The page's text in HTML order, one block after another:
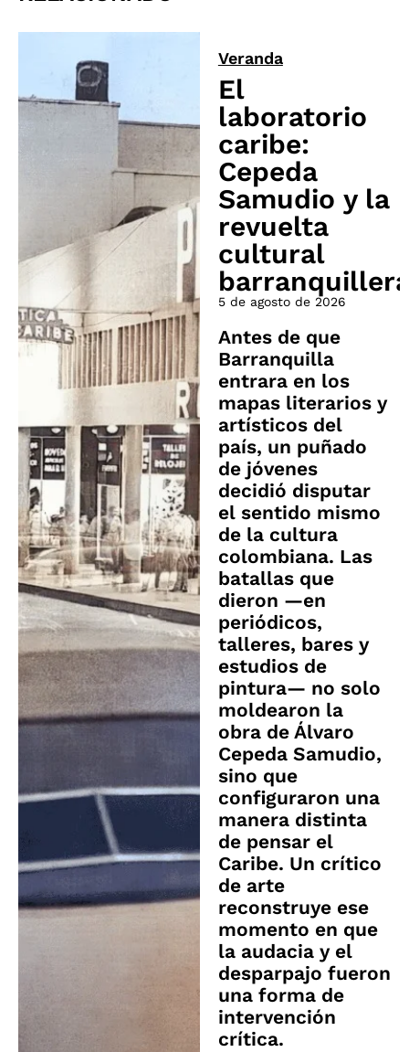
Veranda
El
laboratorio
caribe:
Cepeda
Samudio y la
revuelta
cultural
5 de agosto de 2026
Antes de que
Barranquilla
entrara en los
mapas literarios y
artísticos del
país, un puñado
de jóvenes
decidió disputar
el sentido mismo
de la cultura
colombiana. Las
batallas que
dieron —en
periódicos,
talleres, bares y
estudios de
pintura— no solo
moldearon la
obra de Álvaro
Cepeda Samudio,
sino que
configuraron una
manera distinta
de pensar el
Caribe. Un crítico
de arte
reconstruye ese
momento en que
la audacia y el
desparpajo fueron
una forma de
intervención
crítica.